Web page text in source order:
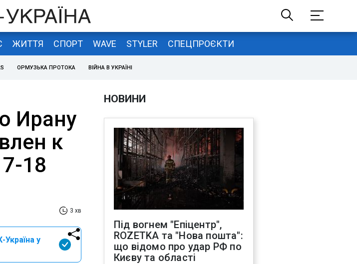
ЖИТТЯ СПОРТ WAVE STYLER СПЕЦПРОЄКТИ
ОРМУЗЬКА ПРОТОКА ВІЙНА В УКРАЇНІ
Ирану
к
18
3 хв
Україна у
НОВИНИ
Під вогнем "Епіцентр",
ROZETKA та "Нова пошта":
що відомо про удар РФ по
Києву та області